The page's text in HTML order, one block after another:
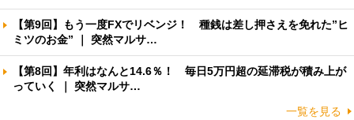
【第9回】もう一度FXでリベンジ！ 種銭は差し押さえを免れた”ヒ
ミツのお金” ｜ 突然マルサ…
【第8回】年利はなんと14.6％！ 毎日5万円超の延滞税が積み上が
っていく ｜ 突然マルサ…
一覧を見る